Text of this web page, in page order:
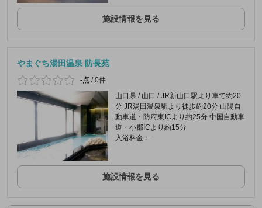
施設情報を見る
やまぐち湯田温泉 防長苑
-点 /0件
山口県 / 山口 / JR新山口駅より車で約20
分 JR湯田温泉駅より徒歩約20分 山陽自
動車道・防府東ICより約25分 中国自動車
道・小郡ICより約15分
入浴料金：-
施設情報を見る